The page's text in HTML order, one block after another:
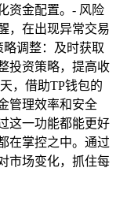
资金配置。- 风险
，在出现异常交易
调整：及时获取
投资策略，提高收
，借助TP钱包的
管理效率和安全
这一功能都能更好
在掌控之中。通过
市场变化，抓住每